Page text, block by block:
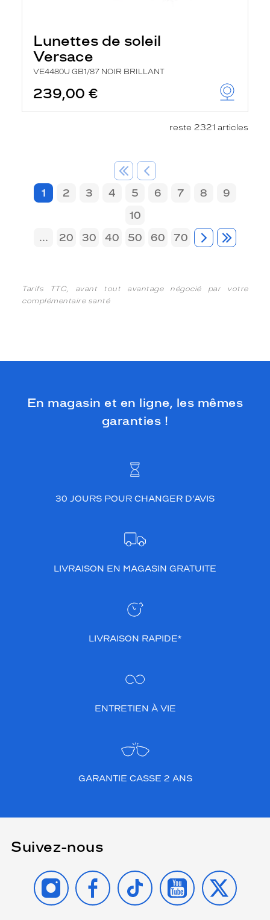
Lunettes de soleil
Versace
VE4480U GB1/87 NOIR BRILLANT
239,00 €
reste 2321 articles
1 2 3 4 5 6 7 8
9
10
...
20 30 40 50 60 70
Tarifs TTC, avant tout avantage négocié par votre
complémentaire santé
En magasin et en ligne, les mêmes
garanties !
30 JOURS POUR CHANGER D’AVIS
LIVRAISON EN MAGASIN GRATUITE
LIVRAISON RAPIDE*
ENTRETIEN À VIE
GARANTIE CASSE 2 ANS
Suivez-nous
INSTAGRAMFACEBOOK
TIKTOK YOUTUBE
X